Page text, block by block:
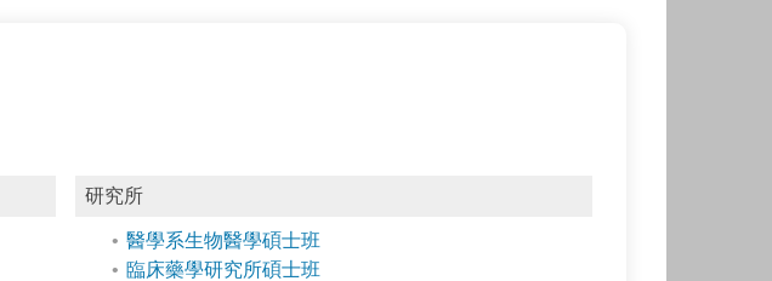
研究所
醫學系生物醫學碩士班
臨床藥學研究所碩士班